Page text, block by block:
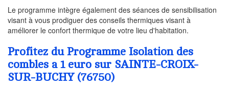
Le programme intègre également des séances de sensibilisation
visant à vous prodiguer des conseils thermiques visant à
améliorer le confort thermique de votre lieu d'habitation.
Profitez du Programme Isolation des
combles a 1 euro sur SAINTE-CROIX-
SUR-BUCHY (76750)